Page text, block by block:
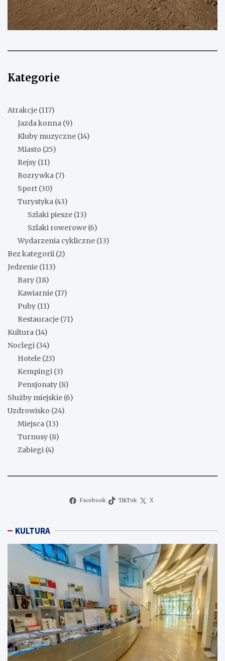
Kategorie
Atrakcje (117)
Jazda konna (9)
Kluby muzyczne (14)
Miasto (25)
Rejsy (11)
Rozrywka (7)
Sport (30)
Turystyka (43)
Szlaki piesze (13)
Szlaki rowerowe (6)
Wydarzenia cykliczne (13)
Bez kategorii (2)
Jedzenie (113)
Bary (18)
Kawiarnie (17)
Puby (11)
Restauracje (71)
Kultura (14)
Noclegi (34)
Hotele (23)
Kempingi (3)
Pensjonaty (8)
Służby miejskie (6)
Uzdrowisko (24)
Miejsca (13)
Turnusy (8)
Zabiegi (4)
Facebook TikTok X
KULTURA